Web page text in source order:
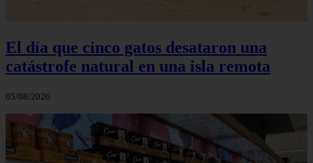
El día que cinco gatos desataron una
catástrofe natural en una isla remota
05/08/2026